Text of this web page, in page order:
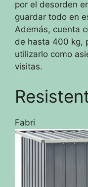
por el desorden
guardar todo en
Además, cuenta
de hasta 400 kg,
utilizarlo como
visitas.
Fabri